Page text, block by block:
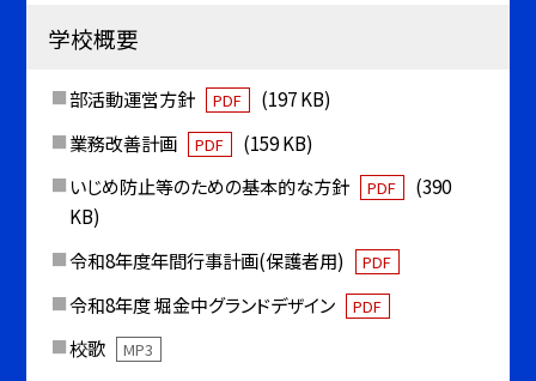
学校概要
部活動運営方針 PDF
(197 KB)
業務改善計画
PDF
(159 KB)
いじめ防止等のための基本的な方針
PDF
(390
KB)
令和8年度年間行事計画(保護者用)
PDF
令和8年度 堀金中グランドデザイン PDF
校歌 MP3